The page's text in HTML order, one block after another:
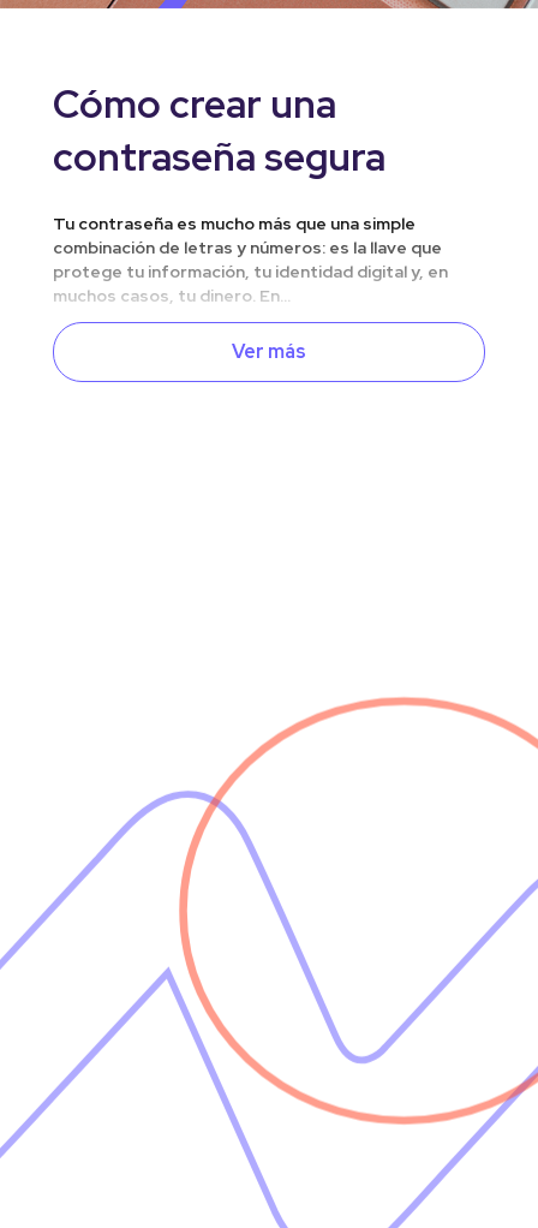
Cómo crear una
contraseña segura
Tu contraseña es mucho más que una simple
combinación de letras y números: es la llave que
protege tu información, tu identidad digital y, en
muchos casos, tu dinero. En...
Ver más